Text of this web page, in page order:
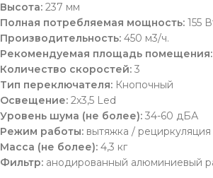
Высота: 237 мм
Полная потребляемая мощность: 155
Производительность: 450 м3/ч.
Рекомендуемая площадь помещения:
Количество скоростей: 3
Тип переключателя: Кнопочный
Освещение: 2х3,5 Led
Уровень шума (не более): 34-60 дБА
Режим работы: вытяжка / рециркуляция
Масса (не более): 4,3 кг
Фильтр: анодированный алюминиевый